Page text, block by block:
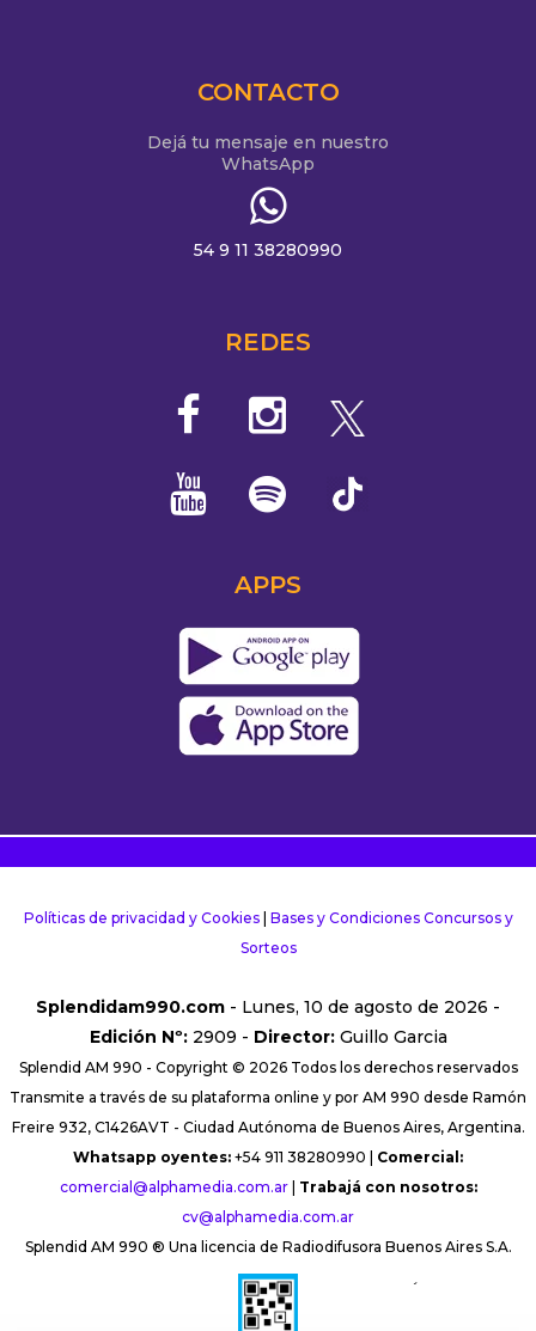
CONTACTO
Dejá tu mensaje en nuestro
WhatsApp
54 9 11 38280990
REDES
APPS
Políticas de privacidad y Cookies| Bases y Condiciones Concursos y
Sorteos
Splendidam990.com - Lunes, 10 de agosto de 2026 -
Edición Nº:2909 - Director:Guillo Garcia
Splendid AM 990 - Copyright © 2026 Todos los derechos reservados
Transmite a través de su plataforma online y por AM 990 desde Ramón
Freire 932, C1426AVT - Ciudad Autónoma de Buenos Aires, Argentina.
Whatsapp oyentes: +54 911 38280990 | Comercial:
comercial@alphamedia.com.ar| Trabajá con nosotros:
cv@alphamedia.com.ar
Splendid AM 990 ® Una licencia de Radiodifusora Buenos Aires S.A.
´